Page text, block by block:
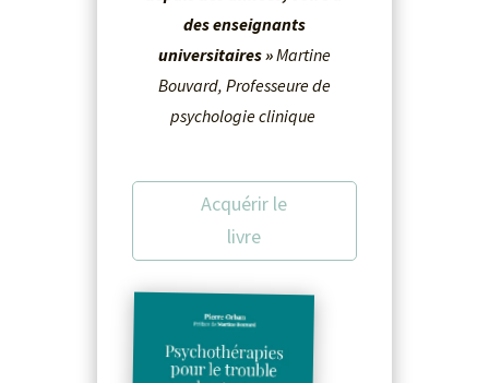
des enseignants
universitaires »Martine
Bouvard, Professeure de
psychologie clinique
Acquérir le
livre